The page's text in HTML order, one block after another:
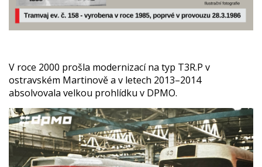
V roce 2000 prošla modernizací na typ T3R.P v
ostravském Martinově a v letech 2013–2014
absolvovala velkou prohlídku v DPMO.